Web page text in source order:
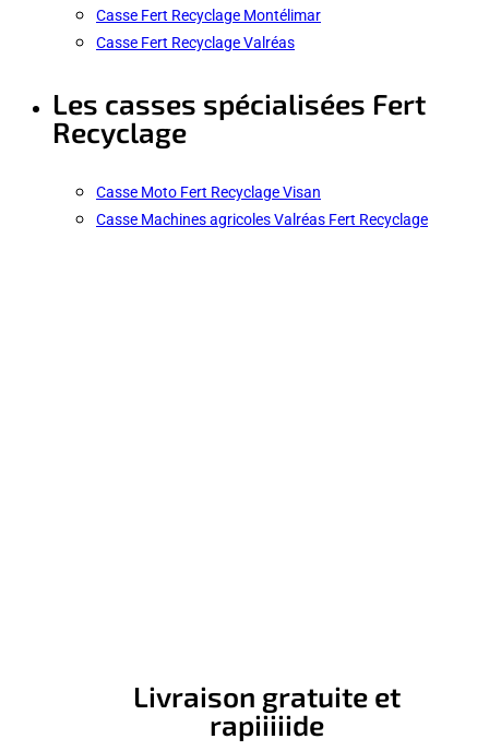
Casse Fert Recyclage Montélimar
Casse Fert Recyclage Valréas
Les casses spécialisées Fert
Recyclage
Casse Moto Fert Recyclage Visan
Casse Machines agricoles Valréas Fert Recyclage
Livraison gratuite et
rapiiiiide